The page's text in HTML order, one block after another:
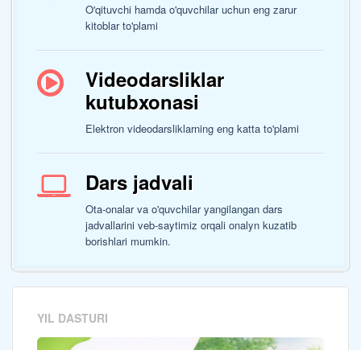
O'qituvchi hamda o'quvchilar uchun eng zarur
kitoblar to'plami
Videodarsliklar
kutubxonasi
Elektron videodarsliklarning eng katta to'plami
Dars jadvali
Ota-onalar va o'quvchilar yangilangan dars
jadvallarini veb-saytimiz orqali onalyn kuzatib
borishlari mumkin.
YIL DASTURI